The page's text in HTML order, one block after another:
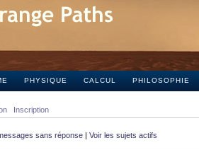
PHYSIQUE CALCUL PHILOSOPHIE
Inscription
sans réponse | Voir les sujets actifs